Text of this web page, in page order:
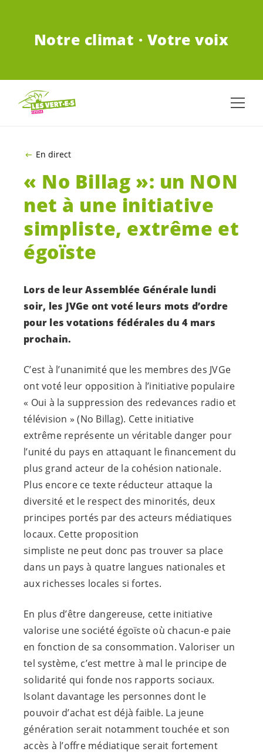
Notre climat · Votre voix
En direct
« No Billag »: un NON
net à une initiative
simpliste, extrême et
égoïste
Lors de leur Assemblée Générale lundi
soir, les JVGe ont voté leurs mots d’ordre
pour les votations fédérales du 4 mars
prochain.
C’est à l’unanimité que les membres des JVGe
ont voté leur opposition à l’initiative populaire
« Oui à la suppression des redevances radio et
télévision » (No Billag). Cette initiative
extrême représente un véritable danger pour
l’unité du pays en attaquant le financement du
plus grand acteur de la cohésion nationale.
Plus encore ce texte réducteur attaque la
diversité et le respect des minorités, deux
principes portés par des acteurs médiatiques
locaux. Cette proposition
simpliste ne peut donc pas trouver sa place
dans un pays à quatre langues nationales et
aux richesses locales si fortes.
En plus d’être dangereuse, cette initiative
valorise une société égoïste où chacun-e paie
en fonction de sa consommation. Valoriser un
tel système, c’est mettre à mal le principe de
solidarité qui fonde nos rapports sociaux.
Isolant davantage les personnes dont le
pouvoir d’achat est déjà faible. La jeune
génération serait notamment touchée et son
accès à l’offre médiatique serait fortement